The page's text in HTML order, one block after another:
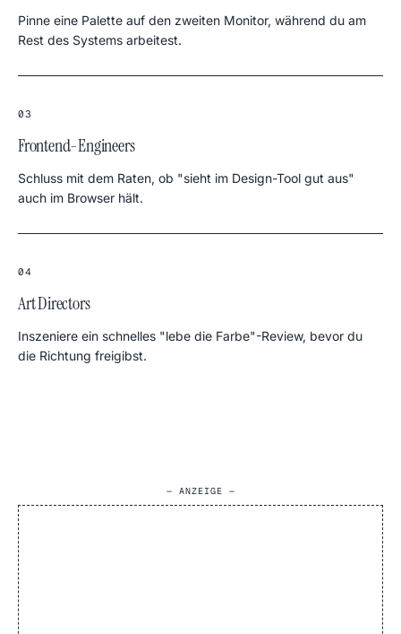
Pinne eine Palette auf den zweiten Monitor, während du am
Rest des Systems arbeitest.
03
Frontend-Engineers
Schluss mit dem Raten, ob "sieht im Design-Tool gut aus"
auch im Browser hält.
04
Art Directors
Inszeniere ein schnelles "lebe die Farbe"-Review, bevor du
die Richtung freigibst.
— ANZEIGE —